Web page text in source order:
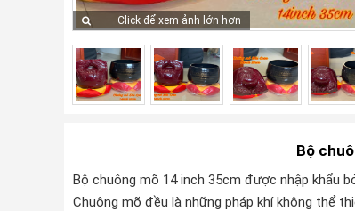
Click để xem ảnh lớn hơn
Bộ
Bộ chuông mõ 14 inch 35cm được nhập khẩu
Chuông mõ đều là những pháp khí không thể